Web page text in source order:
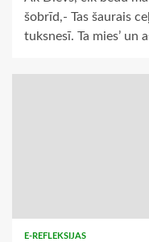
šobrīd,- Tas šaurais
tuksnesī. Ta mies’ un
E-REFLEKSIJAS